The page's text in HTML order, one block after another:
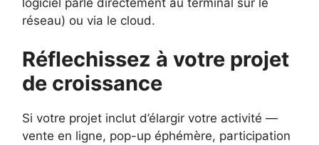
réseau) ou via le cloud.
Réflechissez à votre projet
de croissance
Si votre projet inclut d’élargir votre activité —
vente en ligne, pop-up éphémère, participation